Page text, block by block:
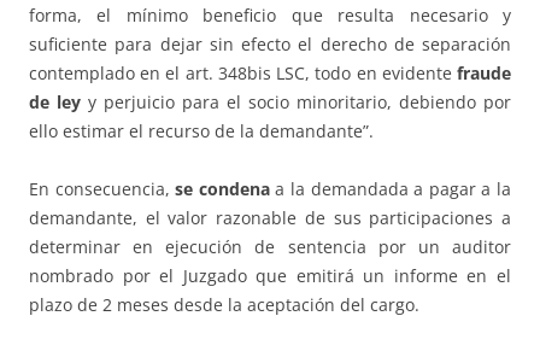
forma, el mínimo beneficio que resulta necesario y
suficiente para dejar sin efecto el derecho de separación
contemplado en el art. 348bis LSC, todo en evidente fraude
de ley y perjuicio para el socio minoritario, debiendo por
ello estimar el recurso de la demandante”.
En consecuencia,se condenaa la demandada a pagar a la
demandante, el valor razonable de sus participaciones a
determinar en ejecución de sentencia por un auditor
nombrado por el Juzgado que emitirá un informe en el
plazo de 2 meses desde la aceptación del cargo.